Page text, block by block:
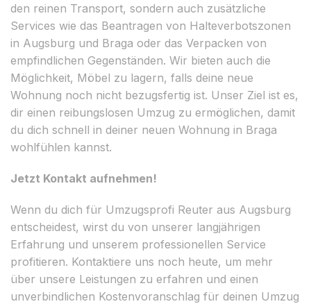
den reinen Transport, sondern auch zusätzliche
Services wie das Beantragen von Halteverbotszonen
in Augsburg und Braga oder das Verpacken von
empfindlichen Gegenständen. Wir bieten auch die
Möglichkeit, Möbel zu lagern, falls deine neue
Wohnung noch nicht bezugsfertig ist. Unser Ziel ist es,
dir einen reibungslosen Umzug zu ermöglichen, damit
du dich schnell in deiner neuen Wohnung in Braga
wohlfühlen kannst.
Jetzt Kontakt aufnehmen!
Wenn du dich für Umzugsprofi Reuter aus Augsburg
entscheidest, wirst du von unserer langjährigen
Erfahrung und unserem professionellen Service
profitieren. Kontaktiere uns noch heute, um mehr
über unsere Leistungen zu erfahren und einen
unverbindlichen Kostenvoranschlag für deinen Umzug